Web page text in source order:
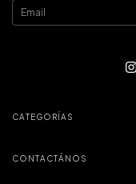
CATEGORÍAS
CONTACTÁNOS